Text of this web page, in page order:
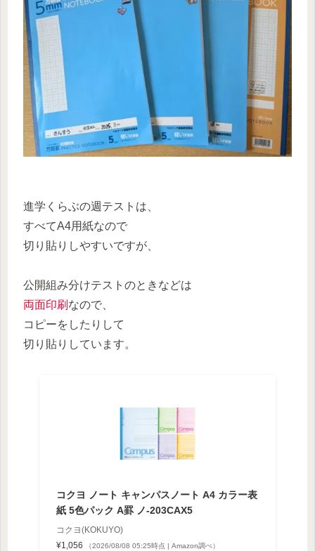
進学くらぶの週テストは、
すべてA4用紙なので
切り貼りしやすいですが、
公開組み分けテストのときなどは
両面印刷 なので、
コピーをしたりして
切り貼りしています。
コクヨ ノート キャンパスノート A4 カラー表
紙 5色パック A罫 ノ-203CAX5
コクヨ(KOKUYO)
¥1,056
（2026/08/08 05:25時点 | Amazon調べ）